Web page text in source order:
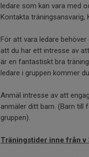
ledare som kan vara med
Kontakta träningsansvarig,
För att vara ledare
att du har ett intresse av
är en fantastiskt bra
ledare i gruppen kommer
Anmäl intresse av att
anmäler ditt barn. (Barn till
gruppen).
Träningstider inne från v